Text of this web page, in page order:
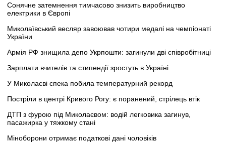
Сонячне затемнення тимчасово знизить виробництво
електрики в Європі
Миколаївський весляр завоював чотири медалі на чемпіонаті
України
Армія РФ знищила депо Укрпошти: загинули дві співробітниці
Зарплати вчителів та стипендії зростуть в Україні
У Миколаєві спека побила температурний рекорд
Постріли в центрі Кривого Рогу: є поранений, стрілець втік
ДТП з фурою під Миколаєвом: водій легковика загинув,
пасажирка у тяжкому стані
Міноборони отримає податкові дані чоловіків